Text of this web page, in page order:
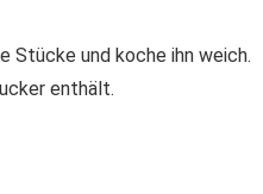
Stücke und koche ihn weich.
enthält.